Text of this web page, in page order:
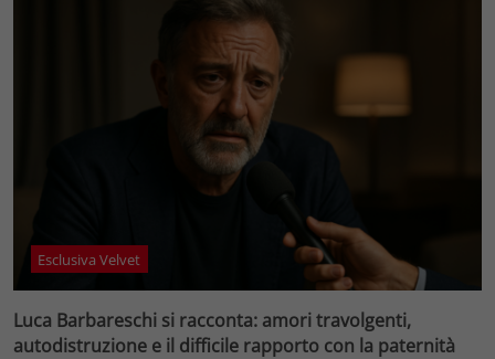
Esclusiva Velvet
Luca Barbareschi si racconta: amori travolgenti,
autodistruzione e il difficile rapporto con la paternità